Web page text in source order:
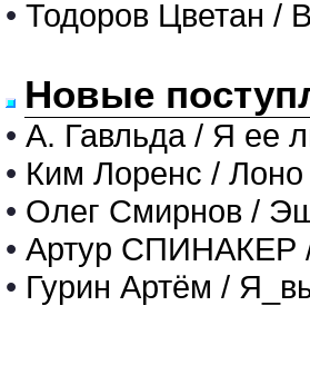
• Тодоров Цветан /
Новые
• А. Гавльда / Я ее
• Ким Лоренс /
• Олег Смирнов /
• Артур СПИНАКЕР
• Гурин Артём /